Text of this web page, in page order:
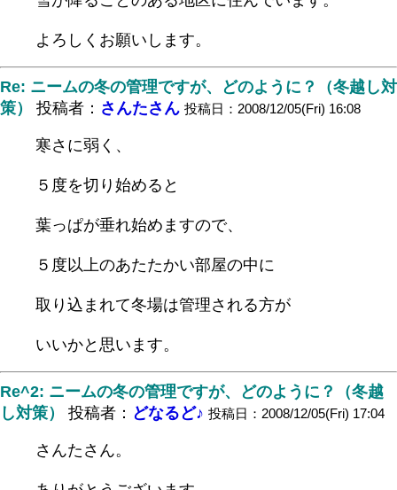
よろしくお願いします。
Re: ニームの冬の管理ですが、どのように？（冬越し対
策）
投稿者： さんたさん 投稿日：2008/12/05(Fri) 16:08
寒さに弱く、
５度を切り始めると
葉っぱが垂れ始めますので、
５度以上のあたたかい部屋の中に
取り込まれて冬場は管理される方が
いいかと思います。
Re^2: ニームの冬の管理ですが、どのように？（冬越
し対策）
投稿者： どなるど♪ 投稿日：2008/12/05(Fri) 17:04
さんたさん。